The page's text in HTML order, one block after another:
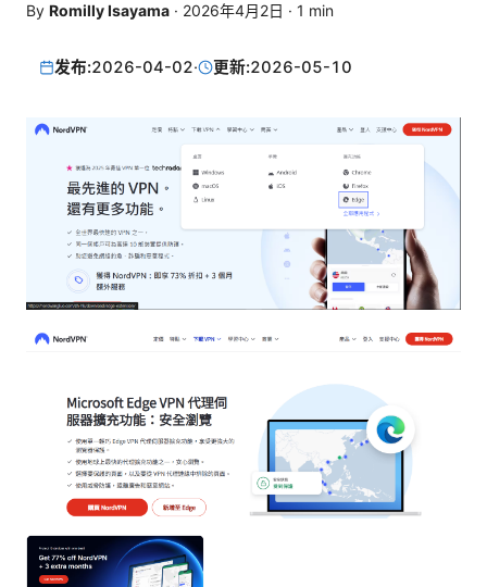
By Romilly Isayama · 2026年4月2日 · 1 min
发布:2026-04-02· 更新:2026-05-10